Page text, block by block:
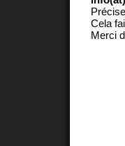
Cela
Merci